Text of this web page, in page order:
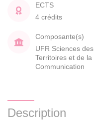
ECTS
4 crédits
Composante(s)
UFR Sciences des
Territoires et de la
Communication
Description